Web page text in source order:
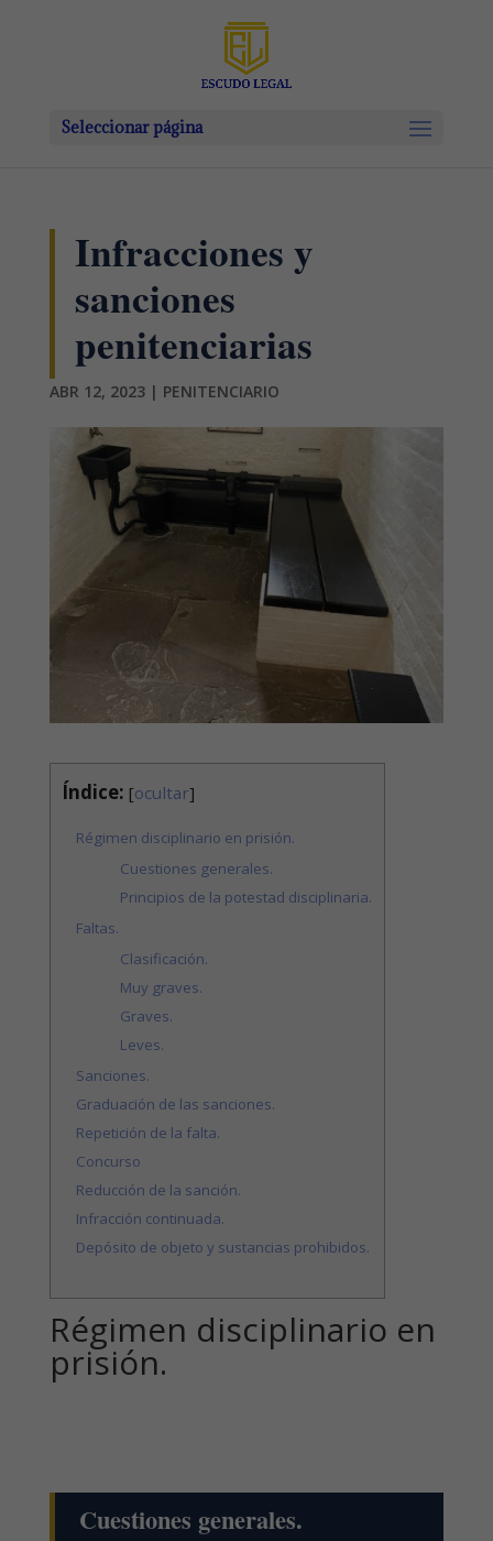
Seleccionar página
Infracciones y
sanciones
penitenciarias
ABR 12, 2023| PENITENCIARIO
Índice: [ocultar]
Régimen disciplinario en prisión.
Cuestiones generales.
Principios de la potestad disciplinaria.
Faltas.
Clasificación.
Muy graves.
Graves.
Leves.
Sanciones.
Graduación de las sanciones.
Repetición de la falta.
Concurso
Reducción de la sanción.
Infracción continuada.
Depósito de objeto y sustancias prohibidos.
Régimen disciplinario en
prisión.
Cuestiones generales.